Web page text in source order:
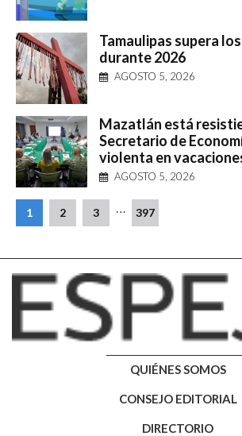
Tamaulipas supera
durante 2026
AGOSTO 5, 2026
Mazatlán está
Secretario de
violenta en
AGOSTO 5, 2026
1 2 3 … 397
QUIÉNES SOMOS
CONSEJO EDITORIAL
DIRECTORIO